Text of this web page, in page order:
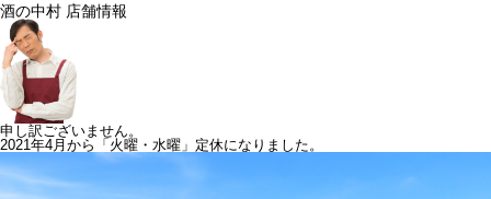
酒の中村 店舗情報
申し訳ございません。
2021年4月から「火曜・水曜」定休になりました。